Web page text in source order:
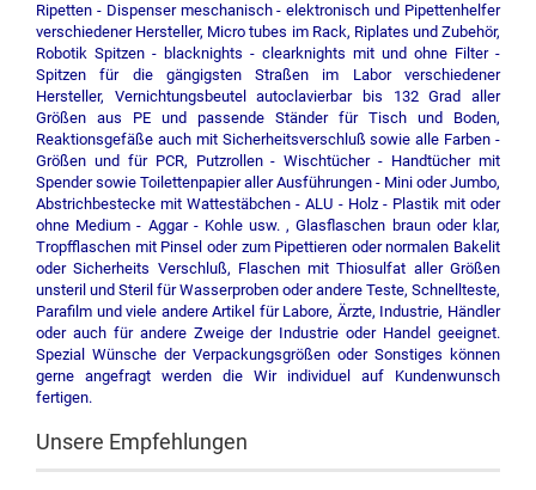
Ripetten - Dispenser meschanisch - elektronisch und Pipettenhelfer
verschiedener Hersteller, Micro tubes im Rack, Riplates und Zubehör,
Robotik Spitzen - blacknights - clearknights mit und ohne Filter -
Spitzen für die gängigsten Straßen im Labor verschiedener
Hersteller, Vernichtungsbeutel autoclavierbar bis 132 Grad aller
Größen aus PE und passende Ständer für Tisch und Boden,
Reaktionsgefäße auch mit Sicherheitsverschluß sowie alle Farben -
Größen und für PCR, Putzrollen - Wischtücher - Handtücher mit
Spender sowie Toilettenpapier aller Ausführungen - Mini oder Jumbo,
Abstrichbestecke mit Wattestäbchen - ALU - Holz - Plastik mit oder
ohne Medium - Aggar - Kohle usw. , Glasflaschen braun oder klar,
Tropfflaschen mit Pinsel oder zum Pipettieren oder normalen Bakelit
oder Sicherheits Verschluß, Flaschen mit Thiosulfat aller Größen
unsteril und Steril für Wasserproben oder andere Teste, Schnellteste,
Parafilm und viele andere Artikel für Labore, Ärzte, Industrie, Händler
oder auch für andere Zweige der Industrie oder Handel geeignet.
Spezial Wünsche der Verpackungsgrößen oder Sonstiges können
gerne angefragt werden die Wir individuel auf Kundenwunsch
fertigen.
Unsere Empfehlungen